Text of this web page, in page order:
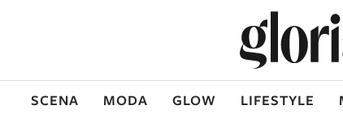
SCENA MODA GLOW LIFESTYLE